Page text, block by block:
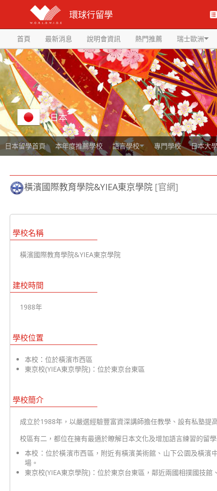
環球行留學
首頁 最新消息 說明會資訊 熱門推薦 瑞士歐洲
日本
日本留學首頁 本年度推薦學校 語言學校 專門學校 日本大
橫濱國際教育學院&YIEA東京學院 [官網]
學校名稱
橫濱國際教育學院&YIEA東京學院
建校時間
1988年
學校位置
本校：位於橫濱市西區
東京校(YIEA東京學院)：位於東京台東區
學校簡介
成立於1988年，以嚴選經驗豐富資深講師擔任教學、設有私塾提
校區有二，都位在擁有最適於瞭解日本文化及增加語言練習的留
本校：位於橫濱市西區，附近有橫濱美術館、山下公園及橫濱
場。
東京校(YIEA東京學院)：位於東京台東區，鄰近兩國相撲國技